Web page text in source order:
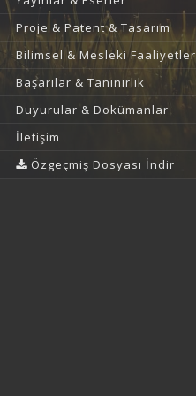
Proje & Patent & Tasarım
Bilimsel & Mesleki Faaliyetler
Başarılar & Tanınırlık
Duyurular & Dokümanlar
İletişim
Özgeçmiş Dosyası İndir